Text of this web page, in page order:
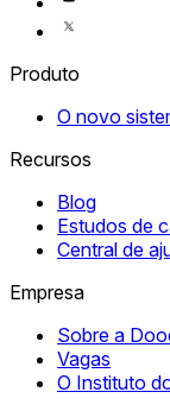
Produto
O novo
Recursos
Blog
Estudos de
Central de
Empresa
Sobre a
Vagas
O Instituto